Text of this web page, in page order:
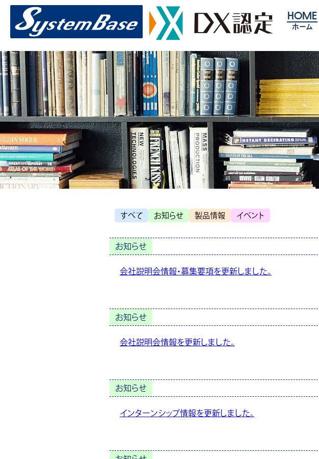
HOME
ホーム
すべて お知らせ 製品情報 イベント
お知らせ
会社説明会情報・募集要項を更新しました。
お知らせ
会社説明会情報を更新しました。
お知らせ
インターンシップ情報を更新しました。